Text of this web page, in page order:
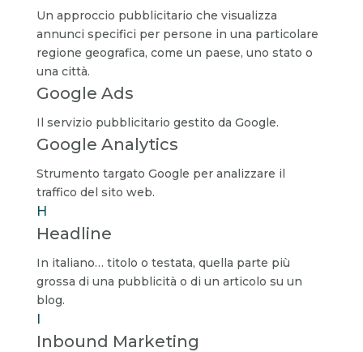
Un approccio pubblicitario che visualizza
annunci specifici per persone in una particolare
regione geografica, come un paese, uno stato o
una città.
Google Ads
Il servizio pubblicitario gestito da Google.
Google Analytics
Strumento targato Google per analizzare il
traffico del sito web.
H
Headline
In italiano… titolo o testata, quella parte più
grossa di una pubblicità o di un articolo su un
blog.
I
Inbound Marketing